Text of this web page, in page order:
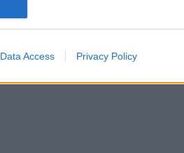
Data Access Privacy Policy